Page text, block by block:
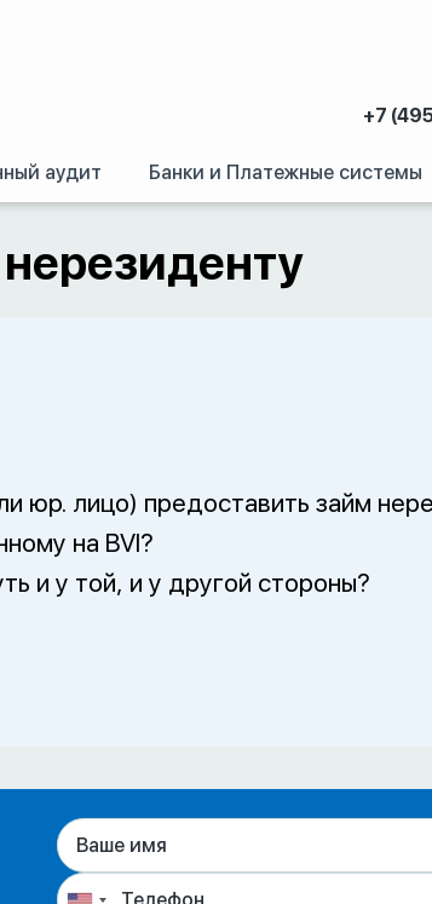
+7
аудит Банки и Платежные системы
резидента – нерезиденту
юр. лицо) предоставить займ
на BVI?
и у той, и у другой стороны?